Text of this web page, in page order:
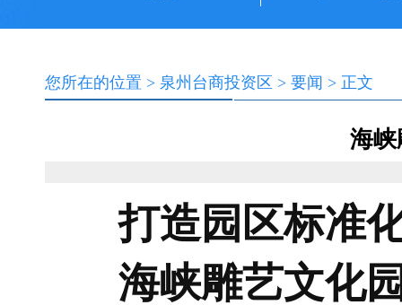
您所在的位置 > 泉州台商投资区 > 要闻 > 正文
海峡
打造园区标准
海峡雕艺文化